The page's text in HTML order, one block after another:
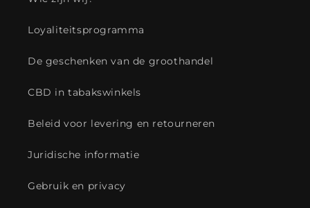
Loyaliteitsprogramma
De geschenken van de groothandel
CBD in tabakswinkels
Beleid voor levering en retourneren
Juridische informatie
Gebruik en privacy